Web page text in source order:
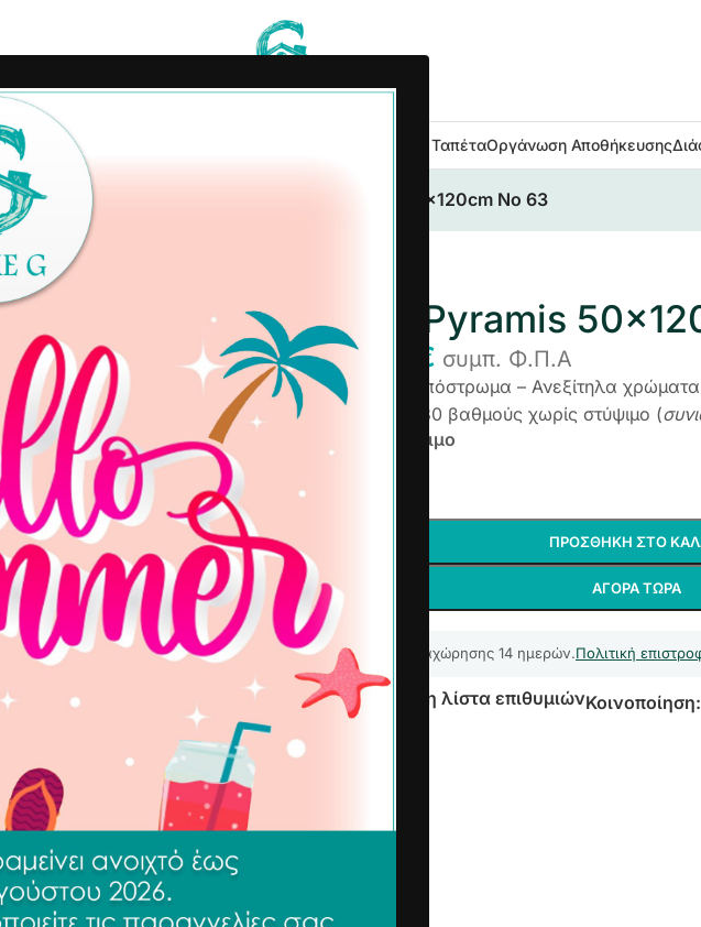
Κουζίνας Χαλιά – ΤαπέταΟργάνωση Αποθήκευσης
Με Αντιολ/κο Υπόστρωμα Ταπέτο Pyramis 50x120cm No 63
Ταπέτο Pyramis
5,24€ 4,92 € συμπ. Φ.Π.Α
Αντιολισθητικό Υπόστρωμα – Ανεξίτηλα χρώματα
Πλένεται στους 30 βαθμούς χωρίς στύψιμο (
Άμεσα διαθέσιμο
-
ΠΡΟΣΘΉΚΗ ΣΤΟ
ΑΓΟΡΆ ΤΏΡΑ
Δικαίωμα υπαναχώρησης 14 ημερών.Πολιτική
Προσθήκη στη λίστα επιθυμιώνΚοινοποίηση: